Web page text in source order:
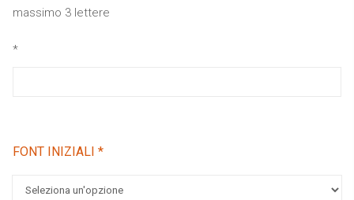
massimo 3 lettere
*
FONT INIZIALI *